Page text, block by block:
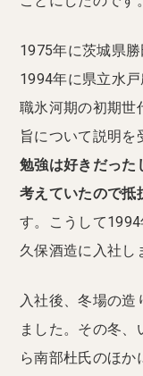
1975年に茨城県
1994年に県立水
職氷河期の初期世
旨について説明を
勉強は好きだった
考えていたので抵
す。こうして
久保酒造に入社し
入社後、冬場の造
ました。その冬
ら南部杜氏のほか